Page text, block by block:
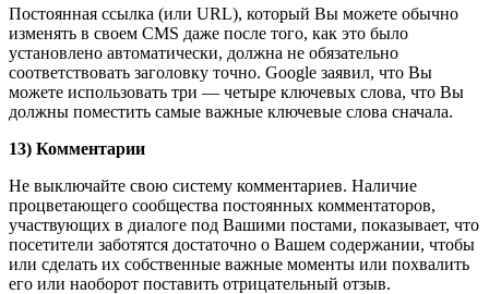
Постоянная ссылка (или URL), который Вы можете обычно
изменять в своем CMS даже после того, как это было
установлено автоматически, должна не обязательно
соответствовать заголовку точно. Google заявил, что Вы
можете использовать три — четыре ключевых слова, что Вы
должны поместить самые важные ключевые слова сначала.
13) Комментарии
Не выключайте свою систему комментариев. Наличие
процветающего сообщества постоянных комментаторов,
участвующих в диалоге под Вашими постами, показывает, что
посетители заботятся достаточно о Вашем содержании, чтобы
или сделать их собственные важные моменты или похвалить
его или наоборот поставить отрицательный отзыв.